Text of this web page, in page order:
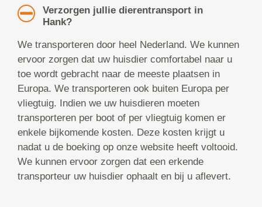
Verzorgen jullie dierentransport in
Hank?
We transporteren door heel Nederland. We kunnen
ervoor zorgen dat uw huisdier comfortabel naar u
toe wordt gebracht naar de meeste plaatsen in
Europa. We transporteren ook buiten Europa per
vliegtuig. Indien we uw huisdieren moeten
transporteren per boot of per vliegtuig komen er
enkele bijkomende kosten. Deze kosten krijgt u
nadat u de boeking op onze website heeft voltooid.
We kunnen ervoor zorgen dat een erkende
transporteur uw huisdier ophaalt en bij u aflevert.